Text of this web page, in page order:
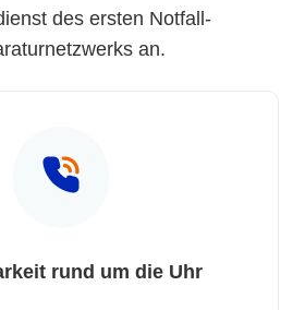
des ersten Notfall-
an.
rund um die Uhr